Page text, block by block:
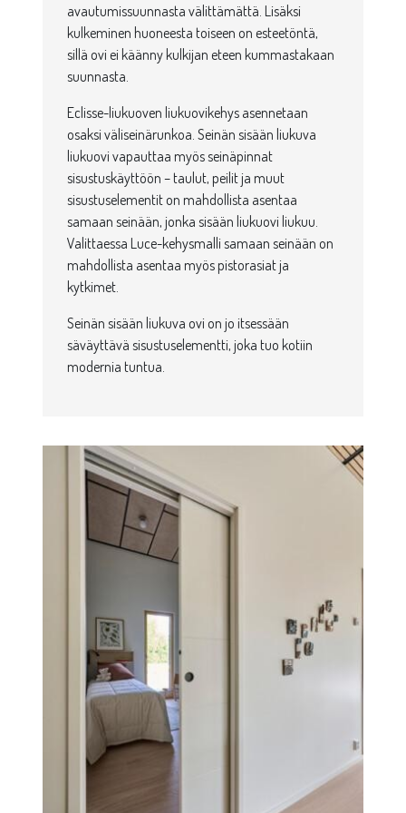
avautumissuunnasta välittämättä. Lisäksi
kulkeminen huoneesta toiseen on esteetöntä,
sillä ovi ei käänny kulkijan eteen kummastakaan
suunnasta.
Eclisse-liukuoven liukuovikehys asennetaan
osaksi väliseinärunkoa. Seinän sisään liukuva
liukuovi vapauttaa myös seinäpinnat
sisustuskäyttöön – taulut, peilit ja muut
sisustuselementit on mahdollista asentaa
samaan seinään, jonka sisään liukuovi liukuu.
Valittaessa Luce-kehysmalli samaan seinään on
mahdollista asentaa myös pistorasiat ja
kytkimet.
Seinän sisään liukuva ovi on jo itsessään
säväyttävä sisustuselementti, joka tuo kotiin
modernia tuntua.